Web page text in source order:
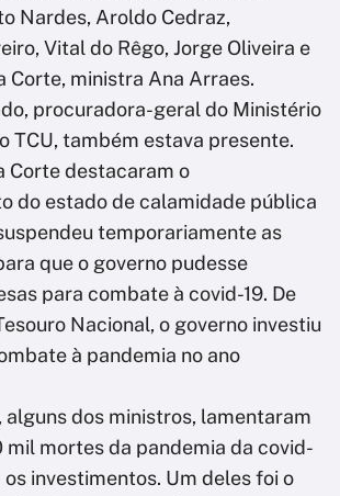
Nardes, Aroldo Cedraz,
Vital do Rêgo, Jorge Oliveira e
Corte, ministra Ana Arraes.
procuradora-geral do Ministério
TCU, também estava presente.
Corte destacaram o
do estado de calamidade pública
temporariamente as
que o governo pudesse
para combate à covid-19. De
Nacional, o governo investiu
à pandemia no ano
alguns dos ministros, lamentaram
mil mortes da pandemia da covid-
os investimentos. Um deles foi o